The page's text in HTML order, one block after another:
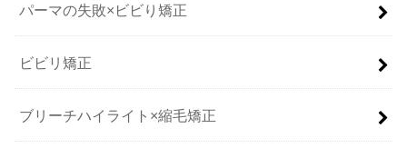
パーマの失敗×ビビり矯正
ビビリ矯正
ブリーチハイライト×縮毛矯正